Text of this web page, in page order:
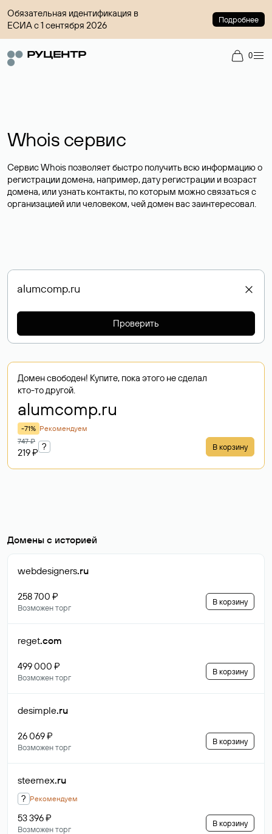
Обязательная идентификация в
ЕСИА с 1 сентября 2026
Подробнее
0
Whois сервис
Сервис Whois позволяет быстро получить всю информацию о
регистрации домена, например, дату регистрации и возраст
домена, или узнать контакты, по которым можно связаться с
организацией или человеком, чей домен вас заинтересовал.
Проверить
Домен свободен! Купите, пока этого не сделал
кто-то другой.
alumcomp.ru
-71% Рекомендуем
747 ₽
219 ₽
? В корзину
Домены с историей
webdesigners.ru
258 700 ₽
Возможен торг
В корзину
reget.com
499 000 ₽
Возможен торг
В корзину
desimple.ru
26 069 ₽
Возможен торг
В корзину
steemex.ru
? Рекомендуем
53 396 ₽
Возможен торг
В корзину